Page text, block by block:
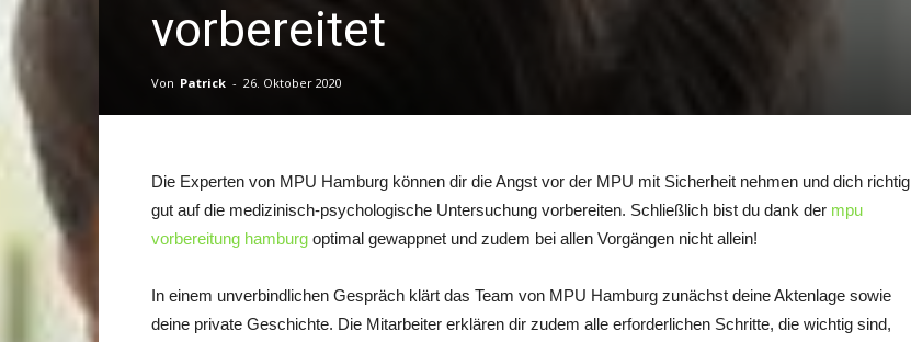
vorbereitet
Von Patrick - 26. Oktober 2020
Die Experten von MPU Hamburg können dir die Angst vor der MPU mit Sicherheit nehmen und dich richtig
gut auf die medizinisch-psychologische Untersuchung vorbereiten. Schließlich bist du dank der mpu
vorbereitung hamburg optimal gewappnet und zudem bei allen Vorgängen nicht allein!
In einem unverbindlichen Gespräch klärt das Team von MPU Hamburg zunächst deine Aktenlage sowie
deine private Geschichte. Die Mitarbeiter erklären dir zudem alle erforderlichen Schritte, die wichtig sind,